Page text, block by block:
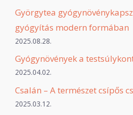
Györgytea
gyógyítás modern formában
2025.08.28.
Gyógynövények a
2025.04.02.
Csalán – A természet csípős
2025.03.12.